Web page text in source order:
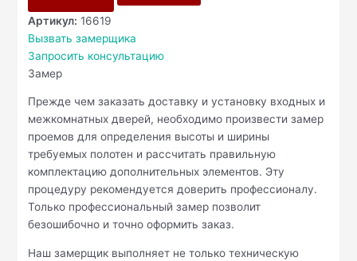
Артикул: 16619
Вызвать замерщика
Запросить консультацию
Замер
Прежде чем заказать доставку и установку входных и
межкомнатных дверей, необходимо произвести замер
проемов для определения высоты и ширины
требуемых полотен и рассчитать правильную
комплектацию дополнительных элементов. Эту
процедуру рекомендуется доверить профессионалу.
Только профессиональный замер позволит
безошибочно и точно оформить заказ.
Наш замерщик выполняет не только техническую